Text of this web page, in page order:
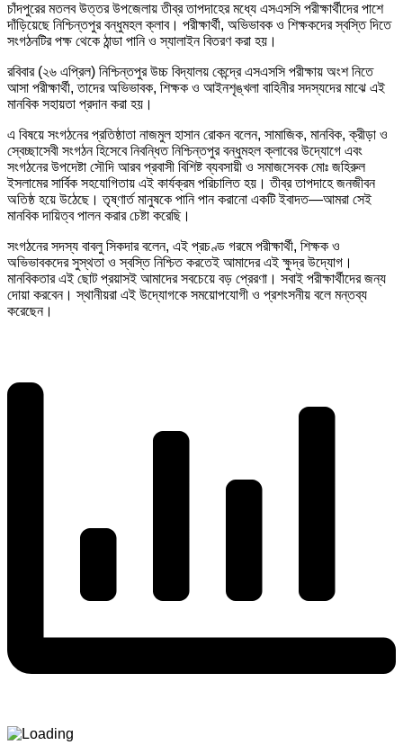
চাঁদপুরের মতলব উত্তর উপজেলায় তীব্র তাপদাহের মধ্যে এসএসসি পরীক্ষার্থীদের পাশে
দাঁড়িয়েছে নিশ্চিন্তপুর বন্ধুমহল ক্লাব। পরীক্ষার্থী, অভিভাবক ও শিক্ষকদের স্বস্তি দিতে
সংগঠনটির পক্ষ থেকে ঠান্ডা পানি ও স্যালাইন বিতরণ করা হয়।
রবিবার (২৬ এপ্রিল) নিশ্চিন্তপুর উচ্চ বিদ্যালয় কেন্দ্রে এসএসসি পরীক্ষায় অংশ নিতে
আসা পরীক্ষার্থী, তাদের অভিভাবক, শিক্ষক ও আইনশৃঙ্খলা বাহিনীর সদস্যদের মাঝে এই
মানবিক সহায়তা প্রদান করা হয়।
এ বিষয়ে সংগঠনের প্রতিষ্ঠাতা নাজমুল হাসান রোকন বলেন, সামাজিক, মানবিক, ক্রীড়া ও
স্বেচ্ছাসেবী সংগঠন হিসেবে নিবন্ধিত নিশ্চিন্তপুর বন্ধুমহল ক্লাবের উদ্যোগে এবং
সংগঠনের উপদেষ্টা সৌদি আরব প্রবাসী বিশিষ্ট ব্যবসায়ী ও সমাজসেবক মোঃ জহিরুল
ইসলামের সার্বিক সহযোগিতায় এই কার্যক্রম পরিচালিত হয়। তীব্র তাপদাহে জনজীবন
অতিষ্ঠ হয়ে উঠেছে। তৃষ্ণার্ত মানুষকে পানি পান করানো একটি ইবাদত—আমরা সেই
মানবিক দায়িত্ব পালন করার চেষ্টা করেছি।
সংগঠনের সদস্য বাবলু সিকদার বলেন, এই প্রচণ্ড গরমে পরীক্ষার্থী, শিক্ষক ও
অভিভাবকদের সুস্থতা ও স্বস্তি নিশ্চিত করতেই আমাদের এই ক্ষুদ্র উদ্যোগ।
মানবিকতার এই ছোট প্রয়াসই আমাদের সবচেয়ে বড় প্রেরণা। সবাই পরীক্ষার্থীদের জন্য
দোয়া করবেন। স্থানীয়রা এই উদ্যোগকে সময়োপযোগী ও প্রশংসনীয় বলে মন্তব্য
করেছেন।